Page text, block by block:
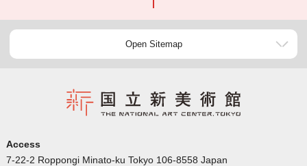
Open Sitemap
Access
7-22-2 Roppongi Minato-ku Tokyo 106-8558 Japan